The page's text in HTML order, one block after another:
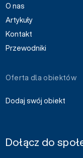
O nas
Artykuły
Kontakt
Przewodniki
Oferta dla obiektów
Dodaj swój obiekt
Dołącz do